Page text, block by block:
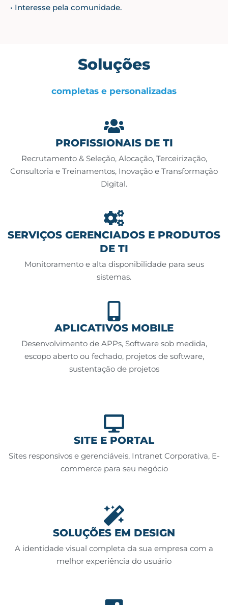
• Interesse pela comunidade.
Soluções
completas e personalizadas
PROFISSIONAIS DE TI
Recrutamento & Seleção, Alocação, Terceirização,
Consultoria e Treinamentos, Inovação e Transformação
Digital.
SERVIÇOS GERENCIADOS E PRODUTOS
DE TI
Monitoramento e alta disponibilidade para seus
sistemas.
APLICATIVOS MOBILE
Desenvolvimento de APPs, Software sob medida,
escopo aberto ou fechado, projetos de software,
sustentação de projetos
SITE E PORTAL
Sites responsivos e gerenciáveis, Intranet Corporativa, E-
commerce para seu negócio
SOLUÇÕES EM DESIGN
A identidade visual completa da sua empresa com a
melhor experiência do usuário